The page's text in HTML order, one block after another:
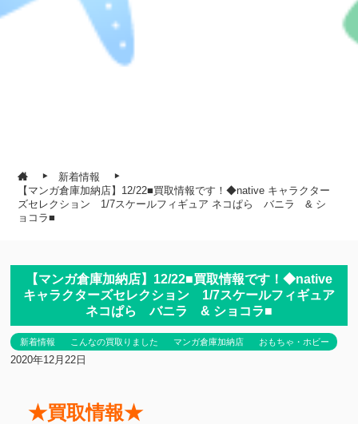
新着情報
【マンガ倉庫加納店】12/22■買取情報です！◆native キャラクター
ズセレクション 1/7スケールフィギュア ネコぱら バニラ & シ
ョコラ■
【マンガ倉庫加納店】12/22■買取情報です！◆native
キャラクターズセレクション 1/7スケールフィギュア
ネコぱら バニラ & ショコラ■
新着情報 こんなの買取りました マンガ倉庫加納店 おもちゃ・ホビー
2020年12月22日
★買取情報★